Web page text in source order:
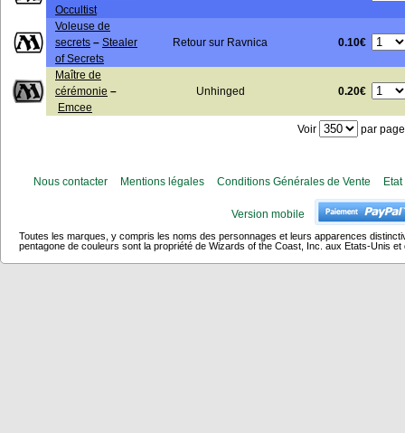
Occultist
Voleuse de
secrets – Stealer
of Secrets
Retour sur Ravnica 0.10€
Maître de
cérémonie –
Emcee
Unhinged 0.20€
Voir par page
Nous contacter Mentions légales Conditions Générales de Vente
Version mobile
Toutes les marques, y compris les noms des personnages et leurs apparences
pentagone de couleurs sont la propriété de Wizards of the Coast, Inc. aux Etats-Unis